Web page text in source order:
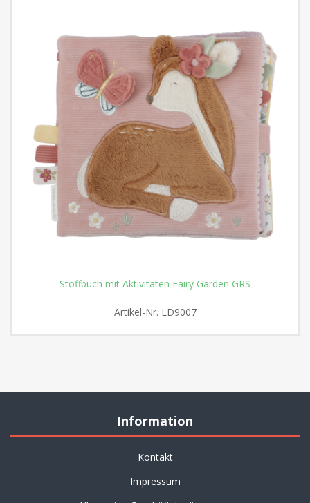
Stoffbuch mit Aktivitäten Fairy Garden GRS
Artikel-Nr. LD9007
Information
Kontakt
Impressum